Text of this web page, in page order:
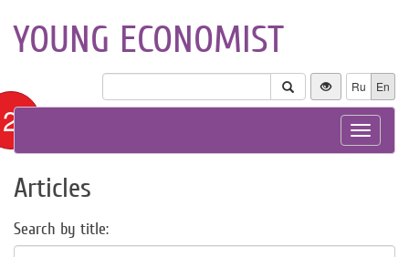
YOUNG ECONOMIST
Ru En
Toggle
Articles
Search by title: